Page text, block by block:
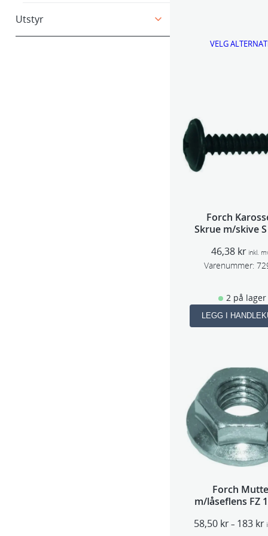
Utstyr
r
VELG
Forch
Skrue m/skive S
46,38 kr inkl.
Varenummer:
2 på lager
LEGG I
Forch
m/låseflens FZ
58,50 kr– 183 krP